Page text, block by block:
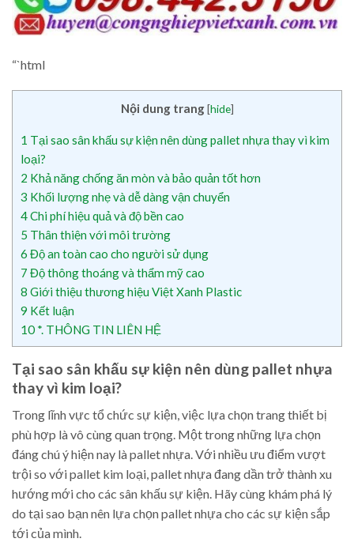
“`html
Nội dung trang [hide]
1 Tại sao sân khấu sự kiện nên dùng pallet nhựa thay vì kim
loại?
2 Khả năng chống ăn mòn và bảo quản tốt hơn
3 Khối lượng nhẹ và dễ dàng vận chuyển
4Chi phí hiệu quả và độ bền cao
5 Thân thiện với môi trường
6 Độ an toàn cao cho người sử dụng
7 Độ thông thoáng và thẩm mỹ cao
8 Giới thiệu thương hiệu Việt Xanh Plastic
9 Kết luận
10 *. THÔNG TIN LIÊN HỆ
Tại sao sân khấu sự kiện nên dùng pallet nhựa
thay vì kim loại?
Trong lĩnh vực tổ chức sự kiện, việc lựa chọn trang thiết bị
phù hợp là vô cùng quan trọng. Một trong những lựa chọn
đáng chú ý hiện nay là pallet nhựa. Với nhiều ưu điểm vượt
trội so với pallet kim loại, pallet nhựa đang dần trở thành xu
hướng mới cho các sân khấu sự kiện. Hãy cùng khám phá lý
do tại sao bạn nên lựa chọn pallet nhựa cho các sự kiện sắp
tới của mình.